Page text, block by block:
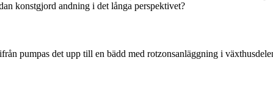
konstgjord andning i det långa perspektivet?
pumpas det upp till en bädd med rotzonsanläggning i